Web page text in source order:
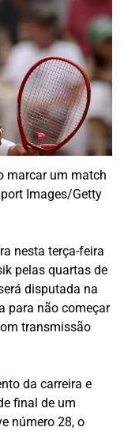
marcar um match
Images/Getty
nesta terça-feira
pelas quartas de
disputada na
para não começar
transmissão
da carreira e
final de um
número 28, o